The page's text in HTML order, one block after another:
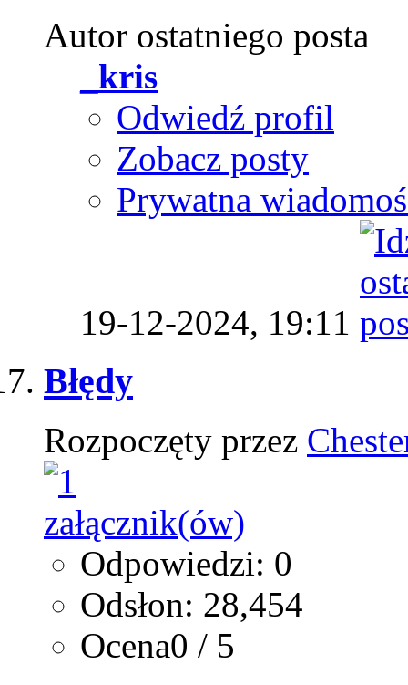
Autor ostatniego posta
_kris
Odwiedź profil
Zobacz posty
Prywatna
19-12-2024, 19:11
Błędy
Rozpoczęty przez
Odpowiedzi: 0
Odsłon: 28,454
Ocena0 / 5